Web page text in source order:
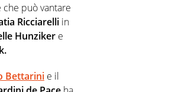
che può vantare
Ricciarelli in
Hunziker e
Bettarini e il